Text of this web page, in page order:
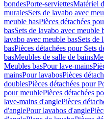
bondesPorte-serviettesMatériel
muralesSets de lavabo avec
meuble basPièces détachées
basSets de lavabo avec meuble
lavabo avec meuble basSets de
basPièces détachées pour Sets
basMeubles de salle de bains
Meubles basPour lave-mains
mainsPour lavabosPièces
doublesPièces détachées pour
pour meublePièces détachées
lave-mains d'anglePièces
d'anglePour lavabos d'angle